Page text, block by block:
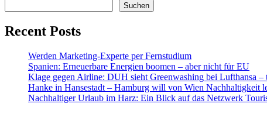
Suchen
Recent Posts
Werden Marketing-Experte per Fernstudium
Spanien: Erneuerbare Energien boomen – aber nicht für EU
Klage gegen Airline: DUH sieht Greenwashing bei Lufthansa
Hanke in Hansestadt – Hamburg will von Wien Nachhaltigkeit
Nachhaltiger Urlaub im Harz: Ein Blick auf das Netzwerk